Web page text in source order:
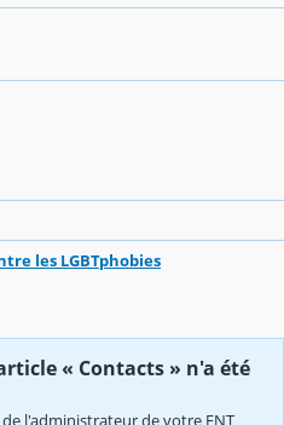
les LGBTphobies
« Contacts » n'a été
l'administrateur de votre ENT